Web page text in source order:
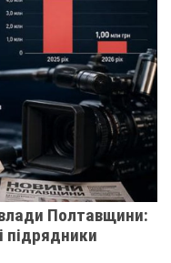
Полтавщини:
підрядники